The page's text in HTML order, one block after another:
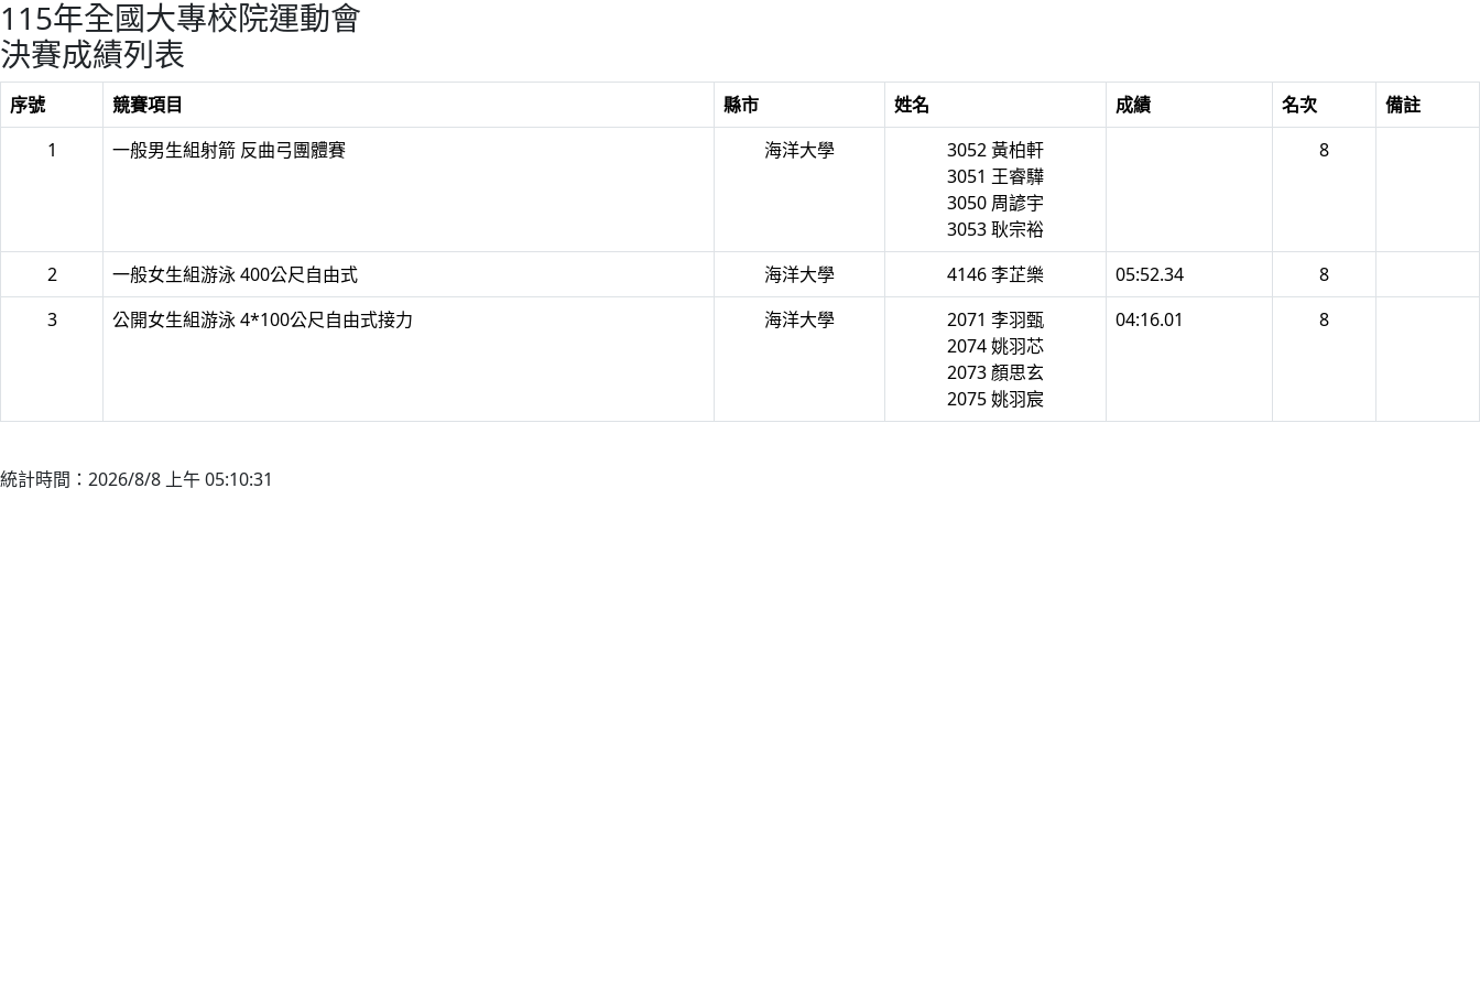
115年全國大專校院運動會
決賽成績列表
序號 競賽項目 縣市 姓名 成績 名次
備註
1
一般男生組射箭 反曲弓團體賽 海洋大學
3052 黃柏軒
3051 王睿驊
3050 周諺宇
3053 耿宗裕
8
2 一般女生組游泳 400公尺自由式 海洋大學 4146 李芷樂 05:52.34
8
3
公開女生組游泳 4*100公尺自由式接力 海洋大學
2071 李羽甄
2074 姚羽芯
2073 顏思玄
2075 姚羽宸
04:16.01 8
統計時間：2026/8/8 上午 05:10:31